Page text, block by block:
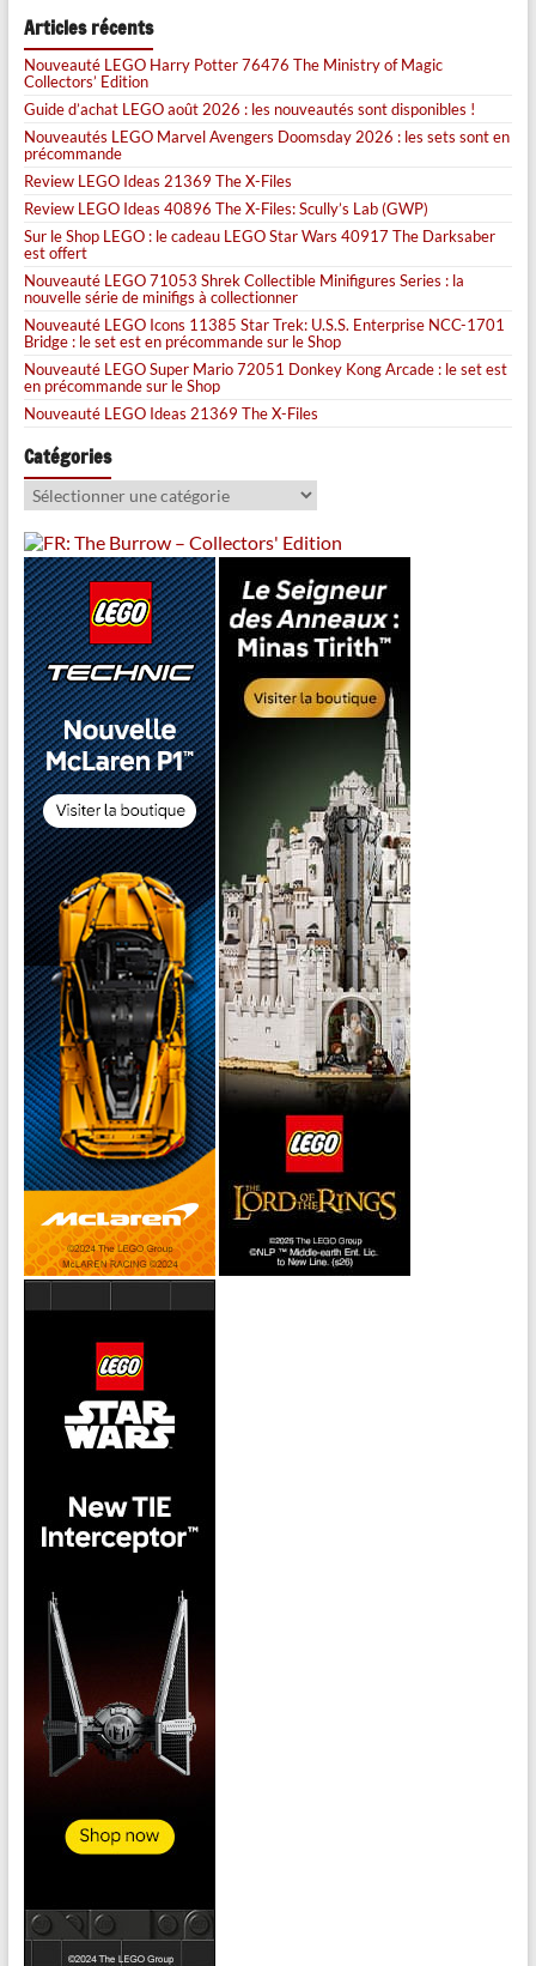
Articles récents
Nouveauté LEGO Harry Potter 76476 The Ministry of Magic
Collectors’ Edition
Guide d’achat LEGO août 2026 : les nouveautés sont disponibles !
Nouveautés LEGO Marvel Avengers Doomsday 2026 : les sets sont en
précommande
Review LEGO Ideas 21369 The X-Files
Review LEGO Ideas 40896 The X-Files: Scully’s Lab (GWP)
Sur le Shop LEGO : le cadeau LEGO Star Wars 40917 The Darksaber
est offert
Nouveauté LEGO 71053 Shrek Collectible Minifigures Series : la
nouvelle série de minifigs à collectionner
Nouveauté LEGO Icons 11385 Star Trek: U.S.S. Enterprise NCC-1701
Bridge : le set est en précommande sur le Shop
Nouveauté LEGO Super Mario 72051 Donkey Kong Arcade : le set est
en précommande sur le Shop
Nouveauté LEGO Ideas 21369 The X-Files
Catégories
Catégories